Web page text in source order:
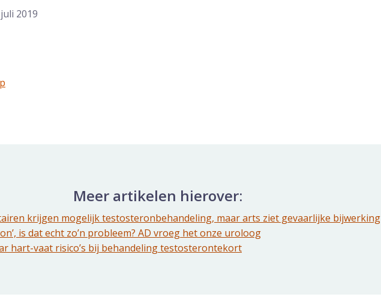
2019
Meer artikelen hierover:
krijgen mogelijk testosteronbehandeling, maar arts ziet gevaarlijke bijwerking
is dat echt zo’n probleem? AD vroeg het onze uroloog
hart-vaat risico’s bij behandeling testosterontekort